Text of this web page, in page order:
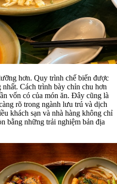
hơn. Quy trình chế biến được
Cách trình bày chỉn chu hơn
vốn có của món ăn. Đây cũng là
rõ trong ngành lưu trú và dịch
khách sạn và nhà hàng không chỉ
bằng những trải nghiệm bản địa